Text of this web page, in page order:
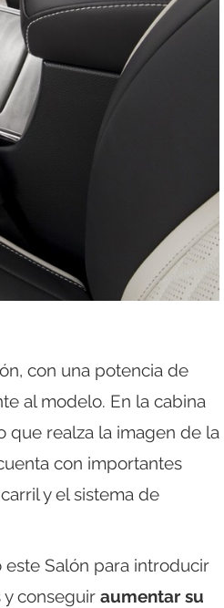
con una potencia de
al modelo. En la cabina
que realza la imagen de la
con importantes
y el sistema de
Salón para introducir
conseguir aumentar su